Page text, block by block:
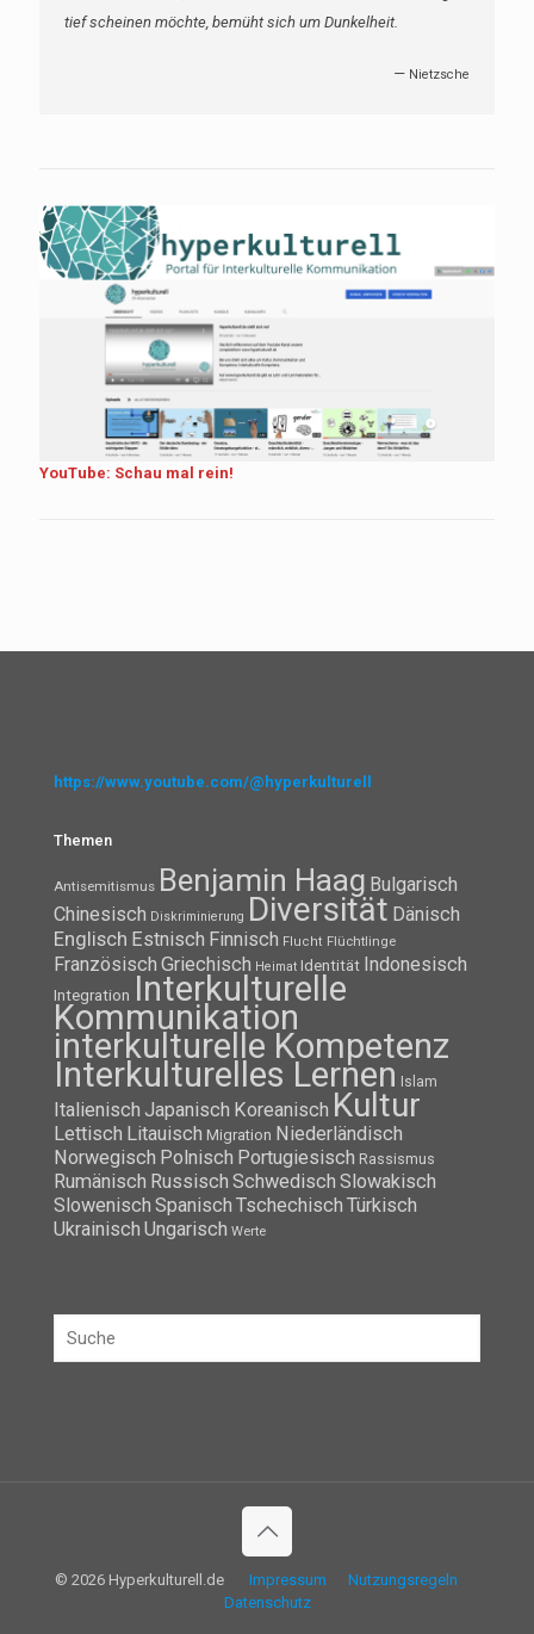
tief scheinen möchte, bemüht sich um Dunkelheit.
— Nietzsche
YouTube: Schau mal rein!
https://www.youtube.com/@hyperkulturell
Themen
Antisemitismus Benjamin Haag Bulgarisch
Chinesisch Diskriminierung Diversität Dänisch
Englisch Estnisch Finnisch Flucht Flüchtlinge
Französisch Griechisch Heimat Identität Indonesisch
Integration Interkulturelle
Kommunikation
interkulturelle Kompetenz
Interkulturelles Lernen Islam
Italienisch Japanisch Koreanisch Kultur
Lettisch Litauisch Migration Niederländisch
Norwegisch Polnisch Portugiesisch Rassismus
Rumänisch Russisch Schwedisch Slowakisch
Slowenisch Spanisch Tschechisch Türkisch
Ukrainisch Ungarisch Werte
© 2026 Hyperkulturell.de Impressum
Nutzungsregeln
Datenschutz